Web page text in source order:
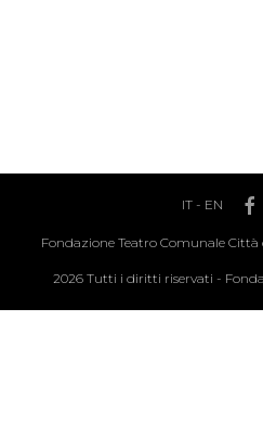
IT- EN
Fondazione Teatro Comunale Città
2026 Tutti i diritti riservati -